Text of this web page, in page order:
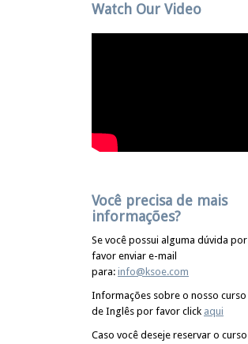
Watch Our Video
Você precisa de mais
informações?
Se você possui alguma dúvida por
favor enviar e-mail
para: info@ksoe.com
Informações sobre o nosso curso
de Inglês por favor click aqui
Caso você deseje reservar o curso